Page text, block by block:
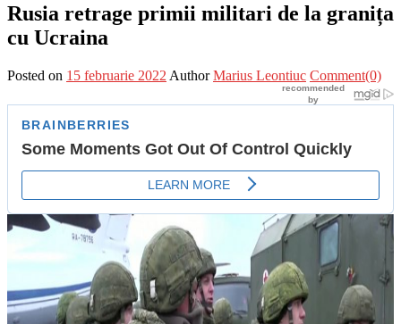
Rusia retrage primii militari de la granița
cu Ucraina
Posted on 15 februarie 2022 Author Marius Leontiuc Comment(0)